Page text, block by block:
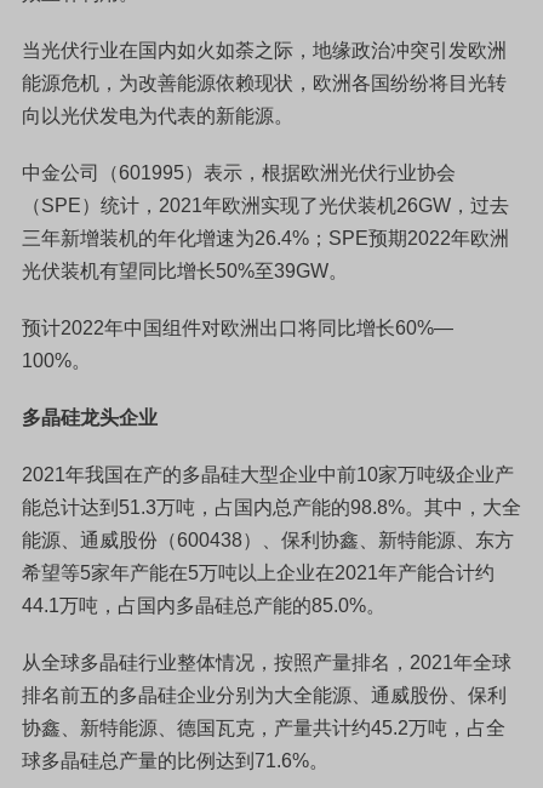
当光伏行业在国内如火如荼之际，地缘政治冲突引发欧洲
能源危机，为改善能源依赖现状，欧洲各国纷纷将目光转
向以光伏发电为代表的新能源。
中金公司（601995）表示，根据欧洲光伏行业协会
（SPE）统计，2021年欧洲实现了光伏装机26GW，过去
三年新增装机的年化增速为26.4%；SPE预期2022年欧洲
光伏装机有望同比增长50%至39GW。
预计2022年中国组件对欧洲出口将同比增长60%—
100%。
多晶硅龙头企业
2021年我国在产的多晶硅大型企业中前10家万吨级企业产
能总计达到51.3万吨，占国内总产能的98.8%。其中，大全
能源、通威股份（600438）、保利协鑫、新特能源、东方
希望等5家年产能在5万吨以上企业在2021年产能合计约
44.1万吨，占国内多晶硅总产能的85.0%。
从全球多晶硅行业整体情况，按照产量排名，2021年全球
排名前五的多晶硅企业分别为大全能源、通威股份、保利
协鑫、新特能源、德国瓦克，产量共计约45.2万吨，占全
球多晶硅总产量的比例达到71.6%。